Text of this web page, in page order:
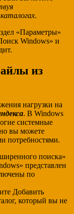
.
«Параметры»
Windows» и
из
нагрузки на
. В Windows
системные
вы можете
потребностями.
поиска»
представлен
по
Добавить
который вы не